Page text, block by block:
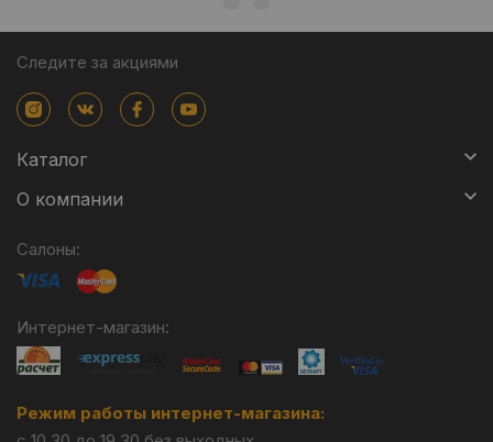
Следите за акциями
Каталог
О компании
Салоны:
Интернет-магазин:
Режим работы интернет-магазина: